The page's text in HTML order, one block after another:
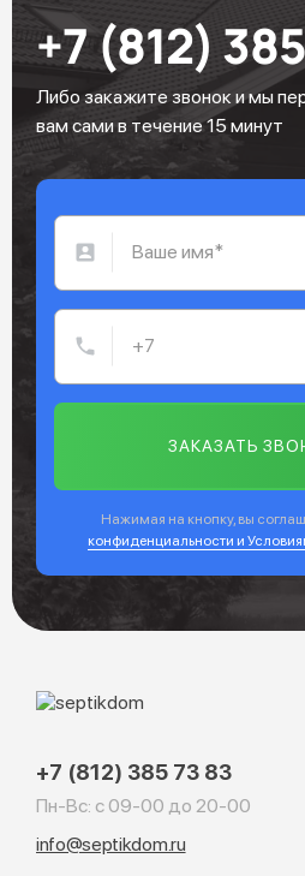
+7 (812)
Либо закажите звонок и мы
вам сами в течение 15 минут
ЗАКАЗАТЬ
Нажимая на кнопку, вы
конфиденциальности и
+7 (812) 385 73 83
Пн-Вс: с 09-00 до 20-00
info@septikdom.ru